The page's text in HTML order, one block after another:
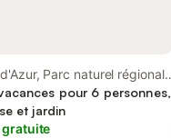
Parc naturel régional
Baume
pour 6 personnes,
et jardin